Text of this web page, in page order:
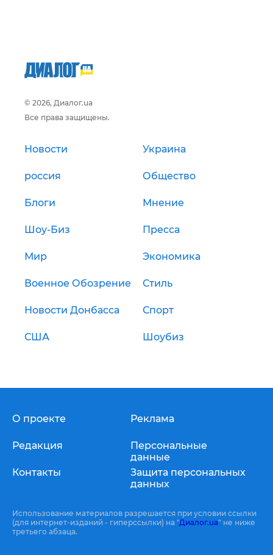
© 2026, Диалог.ua
Все права защищены.
Новости Украина
россия Общество
Блоги Мнение
Шоу-Биз Пресса
Мир Экономика
Военное Обозрение Стиль
Новости Донбасса Спорт
США Шоубиз
О проекте
Редакция
Контакты
Реклама
Персональные
данные
Защита персональных
данных
Использование материалов разрешается при условии ссылки
(для интернет-изданий - гиперссылки) на "Диалог.ua" не ниже
третьего абзаца.